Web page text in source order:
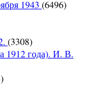
1943 (6496)
(3308)
1912 года). И. В.